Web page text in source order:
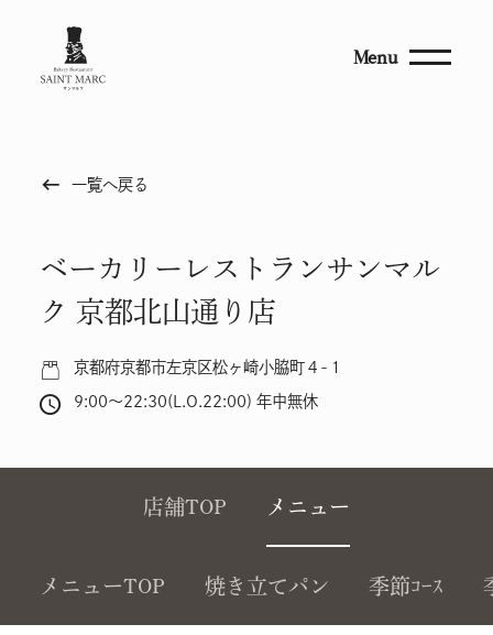
Menu
keyboard_backspace 一覧へ戻る
ベーカリーレストランサンマル
ク 京都北山通り店
京都府京都市左京区松ヶ崎小脇町４-１
9:00～22:30(L.O.22:00) 年中無休
店舗TOP メニュー
メニューTOP 焼き立てパン 季節ｺｰｽ